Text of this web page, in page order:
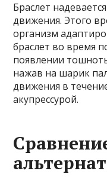
Браслет
движения. Этого
организм
браслет во время
появлении
нажав на шарик
движения в
акупрессурой.